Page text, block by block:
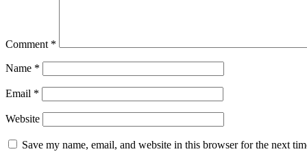
Comment *
Name *
Email *
Website
Save my name, email, and website in this browser for the next